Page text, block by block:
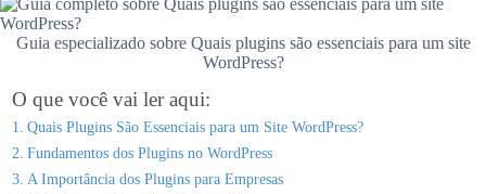
Guia especializado sobre Quais plugins são essenciais para um site
WordPress?
O que você vai ler aqui:
Quais Plugins São Essenciais para um Site WordPress?
Fundamentos dos Plugins no WordPress
A Importância dos Plugins para Empresas